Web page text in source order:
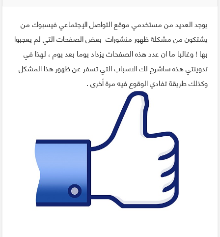
يوجد العديد من مستخدمي موقع التواصل الإجتماعي فيسبوك من
يشتكون من مشكلة ظهور منشورات بعض الصفحات التي لم يعجبوا
بها ! وغالبا ما ان عدد هذه الصفحات يزداد يوما بعد يوم ، لهذا في
تدوينتي هذه ساشرح لك الاسباب التي تسفر عن ظهور هذا المشكل
وكذلك طريقة تفادي الوقوع فيه مرة أخرى .